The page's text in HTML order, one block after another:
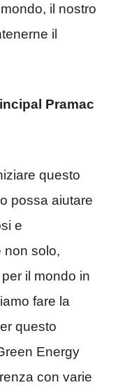
il nostro
il
Pramac
questo
possa aiutare
e
non solo,
il mondo in
fare la
questo
Energy
con varie